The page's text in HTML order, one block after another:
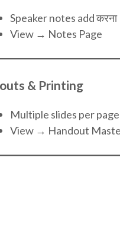
Speaker notes add करना
View → Notes Page
& Printing
Multiple slides per
View → Handout